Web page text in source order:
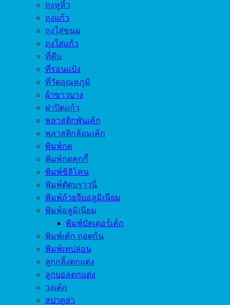
ถุงหูหิ้ว
ถุงแก้ว
ถุงใส่ขนม
ถุงใส่แก้ว
ที่คีบ
ที่รอนแป้ง
ที่วัดอุณหภูมิ
ผ้าขาวบาง
ฝาปิดแก้ว
พลาสติกพันเค้ก
พลาสติกล้อมเค้ก
พิมพ์กด
พิมพ์กดคุกกี้
พิมพ์ซิลิโคน
พิมพ์ตัดบราวนี่
พิมพ์ถ้วยจีบอลูมิเนียม
พิมพ์อลูมิเนียม
พิมพ์บัตเตอร์เค้ก
พิมพ์เค้ก ถอดก้น
พิมพ์เทปล่อน
ลูกกลิ้งตกแต่ง
ลูกบอลตกแต่ง
วงเค้ก
สปาตูล่า